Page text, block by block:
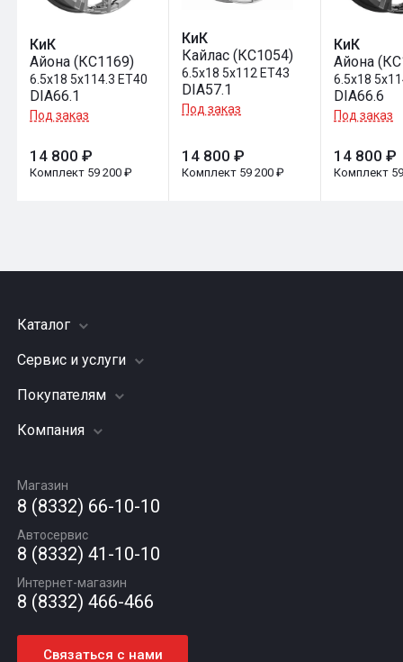
КиК
Айона (КС1169)
6.5x18 5x114.3 ET40
DIA66.1
Под заказ
14 800 ₽
Комплект 59 200 ₽
КиК
Кайлас (КС1054)
6.5x18 5x112 ET43
DIA57.1
Под заказ
14 800 ₽
Комплект 59 200 ₽
КиК
Айона
6.5x18
DIA66.6
Под заказ
14 800 ₽
Комплект
Каталог
Шины
Грузовые шины
Диски
Автомасла
Сервис и услуги
Заправка кондиционера
Подвеска (ходовая часть)
Шиномонтаж
Покупателям
Акции
Гарантии и возврат
Компания
Вакансии
Новости
Статьи
Контакты
Магазин
8 (8332) 66-10-10
Автосервис
8 (8332) 41-10-10
Интернет-магазин
8 (8332) 466-466
Связаться с нами